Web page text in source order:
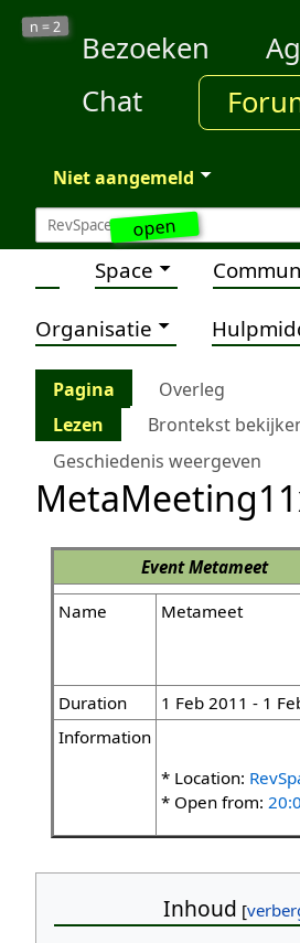
open
n =2
Bezoeken
Chat
Niet aangemeld
Space
Organisatie
Pagina Overleg
Lezen
Brontekst
Geschiedenis weergeven
EventMetameet
Name
Metameet
Duration
1 Feb 2011 - 1
Information
* Location:
* Open from:
Inhoud